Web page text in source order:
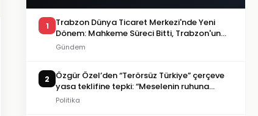
1
Trabzon Dünya Ticaret Merkezi'nde Yeni
Dönem: Mahkeme Süreci Bitti, Trabzon'un
Dev Projesi Ne Zaman Tamamlanacak?
Gündem
2
Özgür Özel’den “Terörsüz Türkiye” çerçeve
yasa teklifine tepki: “Meselenin ruhuna
aykırı”
Politika